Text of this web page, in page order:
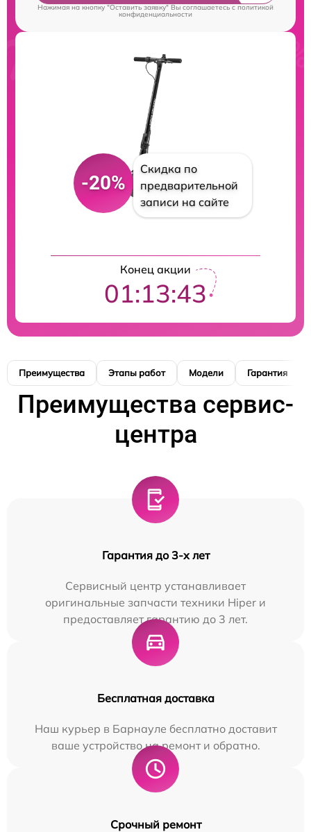
Нажимая на кнопку "Оставить заявку" Вы соглашаетесь cполитикой
конфиденциальности
-20%
Скидка по
предварительной
записи на сайте
Конец акции
01:13:42
Преимущества Этапы работ Модели Гарантия
Преимущества сервис-
центра
Гарантия до 3-х лет
Сервисный центр устанавливает
оригинальные запчасти техники Hiper и
предоставляет гарантию до 3 лет.
Бесплатная доставка
Наш курьер в Барнауле бесплатно доставит
ваше устройство на ремонт и обратно.
Срочный ремонт